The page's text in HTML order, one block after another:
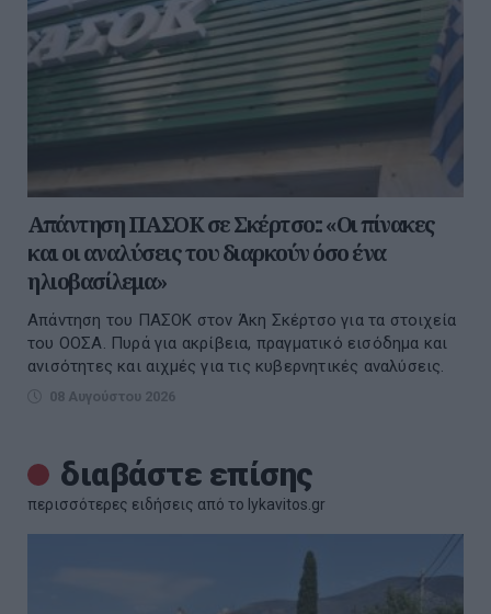
Απάντηση ΠΑΣΟΚ σε Σκέρτσο:: «Οι πίνακες
και οι αναλύσεις του διαρκούν όσο ένα
ηλιοβασίλεμα»
Απάντηση του ΠΑΣΟΚ στον Άκη Σκέρτσο για τα στοιχεία
του ΟΟΣΑ. Πυρά για ακρίβεια, πραγματικό εισόδημα και
ανισότητες και αιχμές για τις κυβερνητικές αναλύσεις.
08 Αυγούστου 2026
διαβάστε επίσης
περισσότερες ειδήσεις από το lykavitos.gr